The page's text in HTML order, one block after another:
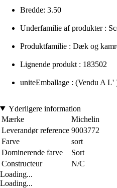
Bredde: 3.50
Underfamilie af produkter :
Produktfamilie : Dæk og
Lignende produkt : 183502
uniteEmballage : (Vendu A L'
Yderligere information
Mærke
Michelin
Leverandør reference 9003772
Farve
sort
Dominerende farve
Sort
Constructeur
N/C
Loading...
Loading...